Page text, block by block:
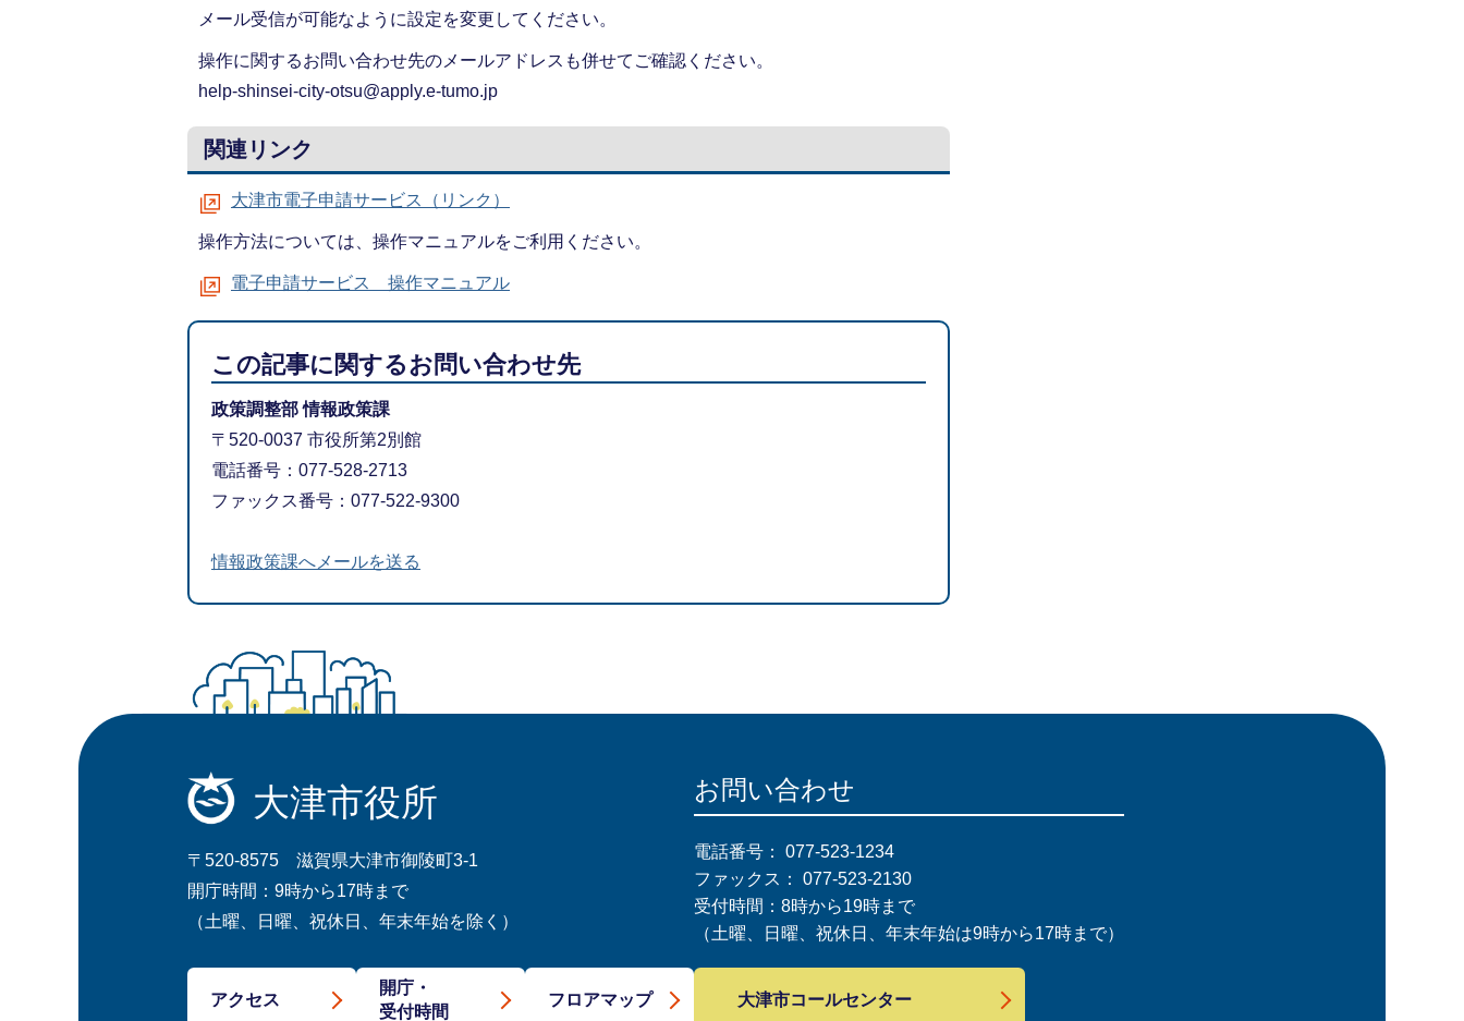
メール受信が可能なように設定を変更してください。
操作に関するお問い合わせ先のメールアドレスも併せてご確認ください。
help-shinsei-city-otsu@apply.e-tumo.jp
関連リンク
大津市電子申請サービス（リンク）
操作方法については、操作マニュアルをご利用ください。
電子申請サービス 操作マニュアル
この記事に関するお問い合わせ先
政策調整部 情報政策課
〒520-0037 市役所第2別館
電話番号：077-528-2713
ファックス番号：077-522-9300
情報政策課へメールを送る
大津市役所
〒520-8575 滋賀県大津市御陵町3-1
開庁時間：9時から17時まで
（土曜、日曜、祝休日、年末年始を除く）
アクセス
開庁・
受付時間
フロアマップ
お問い合わせ
電話番号： 077-523-1234
ファックス： 077-523-2130
受付時間：8時から19時まで
（土曜、日曜、祝休日、年末年始は9時から17時まで）
大津市コールセンター